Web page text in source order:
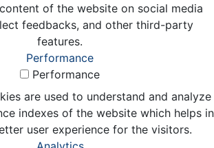
of the website on social media
feedbacks, and other third-party
features.
Performance
Performance
are used to understand and analyze
indexes of the website which helps in
user experience for the visitors.